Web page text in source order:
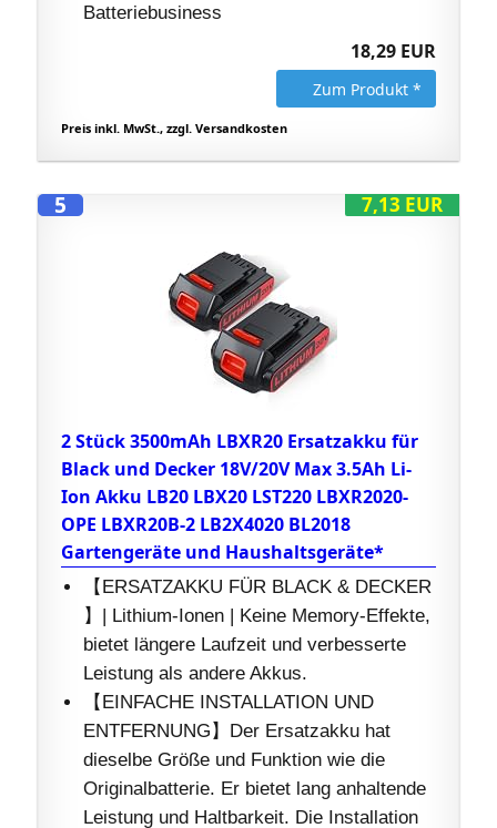
Batteriebusiness
18,29 EUR
Zum Produkt *
Preis inkl. MwSt., zzgl. Versandkosten
7,13 EUR
5
2 Stück 3500mAh LBXR20 Ersatzakku für
Black und Decker 18V/20V Max 3.5Ah Li-
Ion Akku LB20 LBX20 LST220 LBXR2020-
OPE LBXR20B-2 LB2X4020 BL2018
Gartengeräte und Haushaltsgeräte*
【ERSATZAKKU FÜR BLACK & DECKER
】| Lithium-Ionen | Keine Memory-Effekte,
bietet längere Laufzeit und verbesserte
Leistung als andere Akkus.
【EINFACHE INSTALLATION UND
ENTFERNUNG】Der Ersatzakku hat
dieselbe Größe und Funktion wie die
Originalbatterie. Er bietet lang anhaltende
Leistung und Haltbarkeit. Die Installation